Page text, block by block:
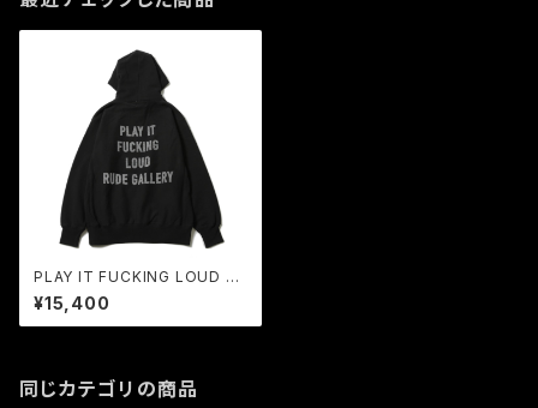
PLAY IT FUCKING LOUD L
OGO HOODIE (BLACK) / RU
DE GALLERY
¥15,400
同じカテゴリの商品